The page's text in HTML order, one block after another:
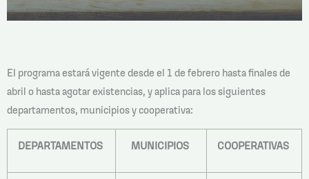
El programa estará vigente desde el 1 de febrero hasta finales de
abril o hasta agotar existencias, y aplica para los siguientes
departamentos, municipios y cooperativa:
DEPARTAMENTOS MUNICIPIOS COOPERATIVAS